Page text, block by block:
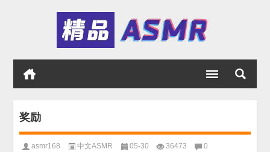
奖励
asmr168 中文ASMR 05-30 36473 0